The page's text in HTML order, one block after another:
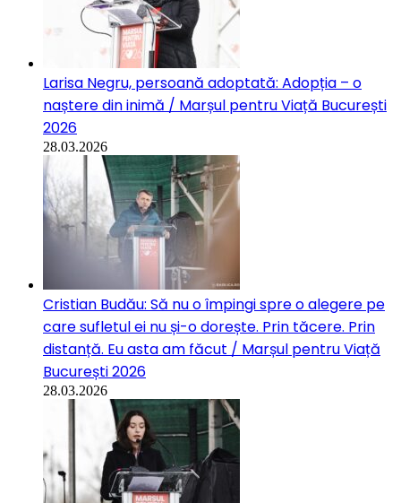
Larisa Negru, persoană adoptată: Adopția – o
naștere din inimă / Marșul pentru Viață București
2026
28.03.2026
Cristian Budău: Să nu o împingi spre o alegere pe
care sufletul ei nu și-o dorește. Prin tăcere. Prin
distanță. Eu asta am făcut / Marșul pentru Viață
București 2026
28.03.2026